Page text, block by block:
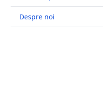
Despre noi